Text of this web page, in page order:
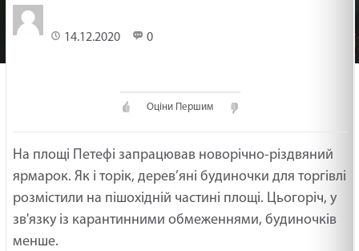
ЗАДОВОЛЕНА ЦІКАВІСТЬ /1507/ Майтеся файно
НЕХАЙ ПРОБУДЕ З ТОБОЮ БОГ /1506/ Майтеся
19.02.2025
МАЛЕНЬКИЙ СВЯТИЙ /1505/ Майтеся файно
14.12.2020 0
Оціни Першим
На площі Петефі запрацював новорічно-різдвяний
ярмарок. Як і торік, дерев’яні будиночки для торгівлі
розмістили на пішохідній частині площі. Цьогоріч, у
зв'язку із карантинними обмеженнями, будиночків
менше.